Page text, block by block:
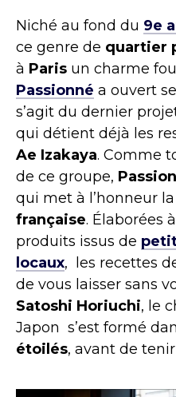
Niché au fond du 9e
ce genre de quartier
à Paris un charme
Passionné a ouvert
s’agit du dernier
qui détient déjà les
Ae Izakaya. Comme
de ce groupe,
qui met à l’honneur la
française. Élaborées
produits issus de
locaux, les recettes
de vous laisser sans
Satoshi Horiuchi, le
Japon s’est formé
étoilés, avant de